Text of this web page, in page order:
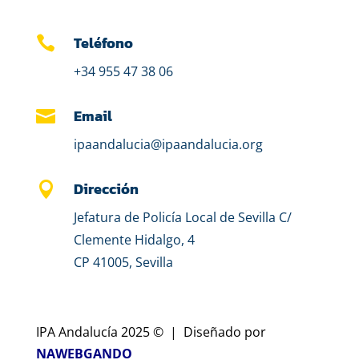
 Teléfono
+34 955 47 38 06
 Email
ipaandalucia@ipaandalucia.org
 Dirección
Jefatura de Policía Local de Sevilla C/
Clemente Hidalgo, 4
CP 41005, Sevilla
IPA Andalucía 2025 © | Diseñado por
NAWEBGANDO